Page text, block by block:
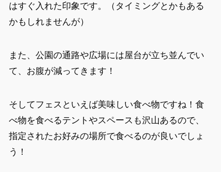
はすぐ入れた印象です。（タイミングとかもある
かもしれませんが）
また、公園の通路や広場には屋台が立ち並んでい
て、お腹が減ってきます！
そしてフェスといえば美味しい食べ物ですね！食
べ物を食べるテントやスペースも沢山あるので、
指定されたお好みの場所で食べるのが良いでしょ
う！